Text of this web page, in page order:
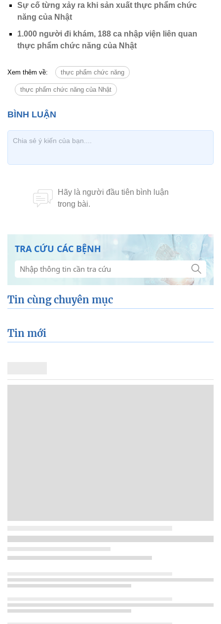
Sự cố từng xảy ra khi sản xuất thực phẩm chức
năng của Nhật
1.000 người đi khám, 188 ca nhập viện liên quan
thực phẩm chức năng của Nhật
Xem thêm về: thực phẩm chức năng
thực phẩm chức năng của Nhật
TRA CỨU CÁC BỆNH
Tin cùng chuyên mục
Tin mới